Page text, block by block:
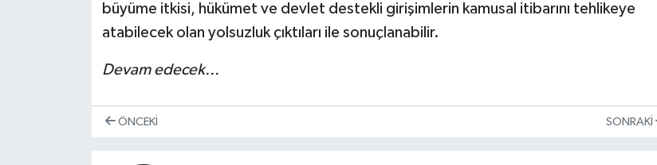
büyüme itkisi, hükümet ve devlet destekli girişimlerin kamusal itibarını tehlikeye
atabilecek olan yolsuzluk çıktıları ile sonuçlanabilir.
Devam edecek...
ÖNCEKI SONRAKI